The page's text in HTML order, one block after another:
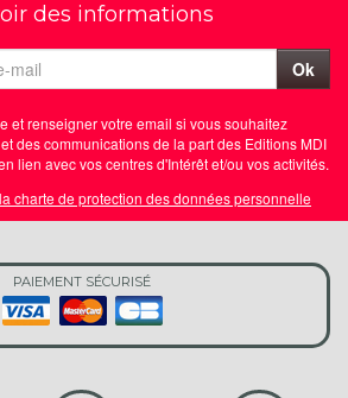
des informations
Ok
et renseigner votre email si vous souhaitez
des communications de la part des Editions MDI
lien avec vos centres d'Intérêt et/ou vos activités.
charte de protection des données personnelle
PAIEMENT SÉCURISÉ